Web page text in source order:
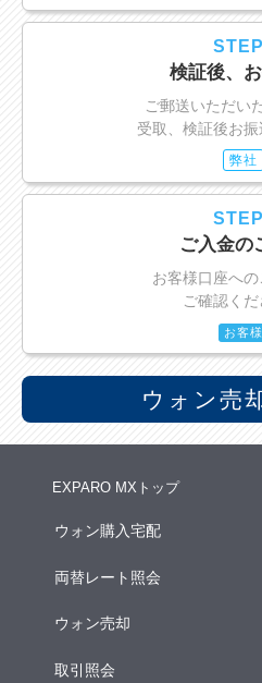
検証後、
ご郵送いただい
受取、検証後お振
弊社
ご入金の
お客様口座へ
ご確認くだ
お客様
ウォン売
EXPARO MXトップ
ウォン購入宅配
両替レート照会
ウォン売却
取引照会